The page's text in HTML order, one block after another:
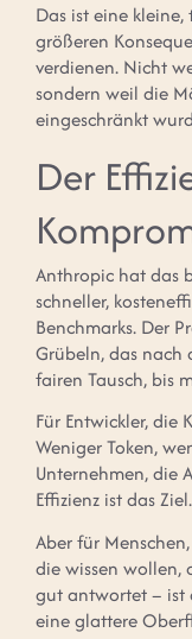
Das ist eine
größeren
verdienen. Nicht
sondern weil die
eingeschränkt
Der
Anthropic hat das
schneller,
Benchmarks. Der
Grübeln, das
fairen Tausch, bis
Für Entwickler, die
Weniger Token,
Unternehmen, die
Effizienz ist das Ziel.
Aber für
die wissen wollen,
gut antwortet – ist
eine glattere